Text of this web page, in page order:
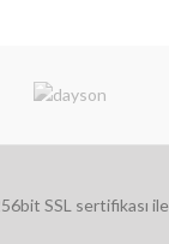
SSL sertifikası ile